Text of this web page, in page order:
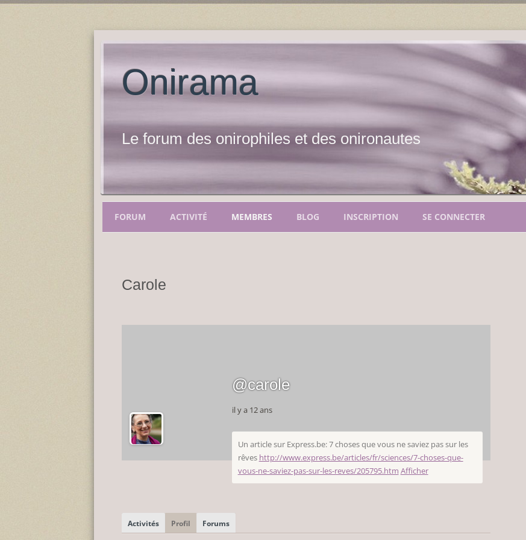
Onirama
Le forum des onirophiles et des onironautes
FORUM ACTIVITÉ MEMBRES BLOG INSCRIPTION SE CONNECTER
Carole
@carole
il y a 12 ans
Un article sur Express.be: 7 choses que vous ne saviez pas sur les
rêves http://www.express.be/articles/fr/sciences/7-choses-que-
vous-ne-saviez-pas-sur-les-reves/205795.htm Afficher
Activités Profil Forums